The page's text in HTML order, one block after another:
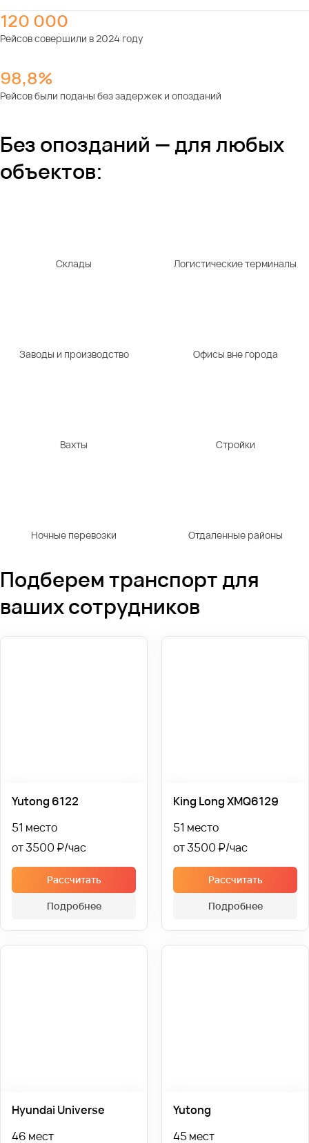
120 000
Рейсов совершили в 2024 году
98,8%
Рейсов были поданы без задержек и опозданий
Без опозданий — для любых
объектов:
Склады Логистические терминалы
Заводы и производство Офисы вне города
Вахты Стройки
Ночные перевозки Отдаленные районы
Подберем транспорт для
ваших сотрудников
Yutong 6122
51 место
от 3500 ₽
Рассчитать
Подробнее
King Long XMQ6129
51 место
от 3500 ₽
Рассчитать
Подробнее
Hyundai Universe
46 мест
Yutong
45 мест